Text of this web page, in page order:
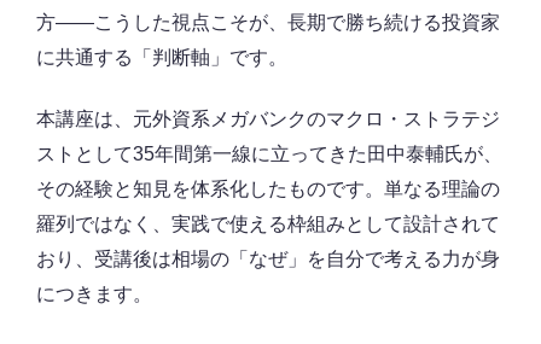
方——こうした視点こそが、長期で勝ち続ける投資家
に共通する「判断軸」です。
本講座は、元外資系メガバンクのマクロ・ストラテジ
ストとして35年間第一線に立ってきた田中泰輔氏が、
その経験と知見を体系化したものです。単なる理論の
羅列ではなく、実践で使える枠組みとして設計されて
おり、受講後は相場の「なぜ」を自分で考える力が身
につきます。